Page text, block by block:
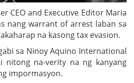
CEO and Executive Editor Maria
nang warrant of arrest laban sa
na kasong tax evasion.
sa Ninoy Aquino International
nitong na-verity na ng kanyang
impormasyon.